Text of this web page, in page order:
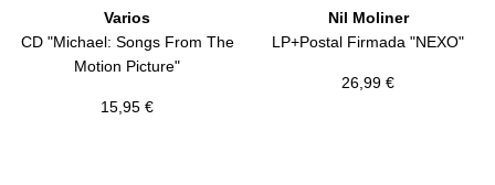
Varios
CD "Michael: Songs From The
Motion Picture"
Precio
15,95 €
Nil Moliner
LP+Postal Firmada "NEXO"
Precio
26,99 €